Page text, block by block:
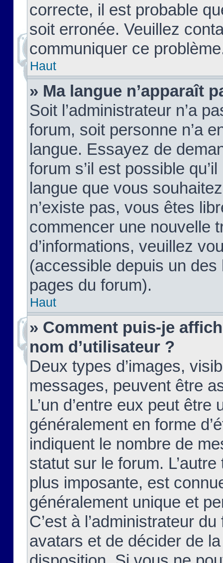
correcte, il est probable
soit erronée. Veuillez
communiquer ce
Haut
» Ma langue n’apparaît
Soit l’administrateur n’a
forum, soit personne n’a
langue. Essayez de
forum s’il est possible
langue que vous
n’existe pas, vous êtes
commencer une nouvelle
d’informations, veuillez
(accessible depuis un
pages du forum).
Haut
» Comment puis-je
nom d’utilisateur ?
Deux types d’images,
messages, peuvent être
L’un d’entre eux peut
généralement en forme
indiquent le nombre de
statut sur le forum.
plus imposante, est
généralement unique et
C’est à l’administrateur
avatars et de décider de